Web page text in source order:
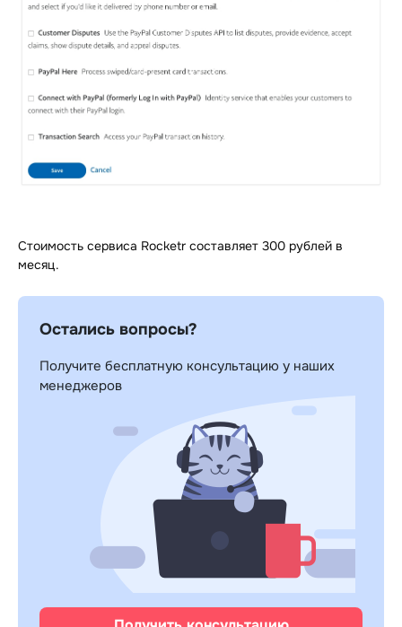
Стоимость сервиса Rocketr составляет 300 рублей в
месяц.
Остались вопросы?
Получите бесплатную консультацию у наших
менеджеров